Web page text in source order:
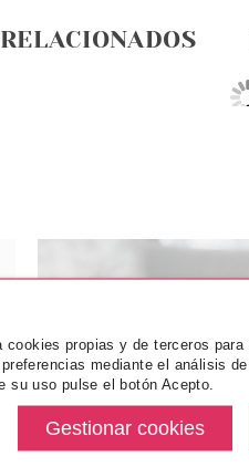
GLAM
CATRICE
propias y de terceros
mediante el análisis
su uso pulse el botón Acepto.